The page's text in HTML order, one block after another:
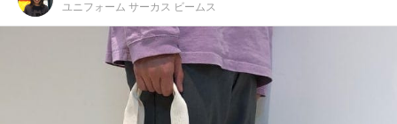
ユニフォーム サーカス ビームス